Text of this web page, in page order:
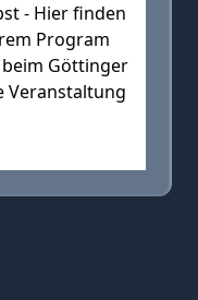
- Hier finden
Program
beim Göttinger
Veranstaltung